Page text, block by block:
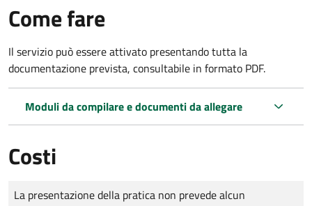
Come fare
Il servizio può essere attivato presentando tutta la
documentazione prevista, consultabile in formato PDF.
Moduli da compilare e documenti da allegare
Costi
Tipo di pagamento
Importo
La presentazione della pratica non prevede alcun